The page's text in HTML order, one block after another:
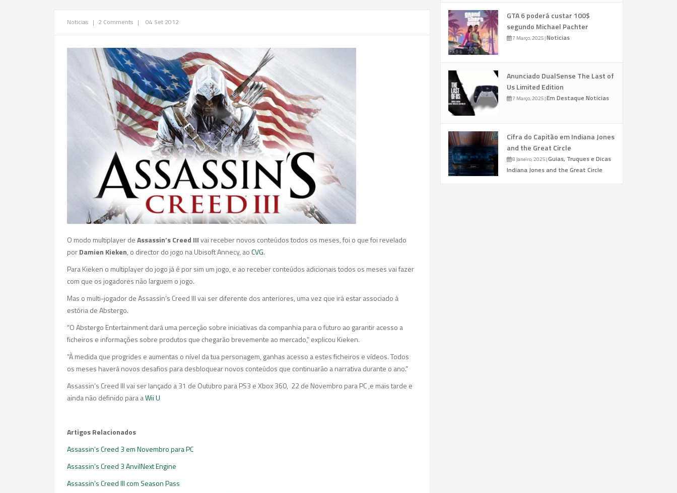
Noticias | 2 Comments | 04 Set 2012
O modo multiplayer deAssassin’s Creed IIIvai receber novos conteúdos todos os meses, foi o que foi revelado
porDamien Kieken, o director do jogo na Ubisoft Annecy, aoCVG.
Para Kieken o multiplayer do jogo já é por sim um jogo, e ao receber conteúdos adicionais todos os meses vai fazer
com que os jogadores não larguem o jogo.
Mas o multi-jogador de Assassin’s Creed III vai ser diferente dos anteriores, uma vez que irá estar associado à
estória de Abstergo.
“O Abstergo Entertainment dará uma perceção sobre iniciativas da companhia para o futuro ao garantir acesso a
ficheiros e informações sobre produtos que chegarão brevemente ao mercado,” explicou Kieken.
“À medida que progrides e aumentas o nível da tua personagem, ganhas acesso a estes ficheiros e vídeos. Todos
os meses haverá novos desafios para desbloquear novos conteúdos que continuarão a narrativa durante o ano.”
Assassin’s Creed III vai ser lançado a 31 de Outubro para PS3 e Xbox 360, 22 de Novembro para PC ,e mais tarde e
ainda não definido para aWii U
Artigos Relacionados
Assassin’s Creed 3 em Novembro para PC
Assassin’s Creed 3 AnvilNext Engine
Assassin’s Creed III com Season Pass
GTA 6 poderá custar 100$
segundo Michael Pachter
7 Março, 2025|Noticias
Anunciado DualSense The Last of
Us Limited Edition
7 Março, 2025|Em Destaque Noticias
Cifra do Capitão em Indiana Jones
and the Great Circle
8 Janeiro, 2025|Guias, Truques e Dicas
Indiana Jones and the Great Circle